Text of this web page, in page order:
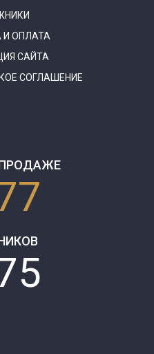
ОПЛАТА
САЙТА
СОГЛАШЕНИЕ